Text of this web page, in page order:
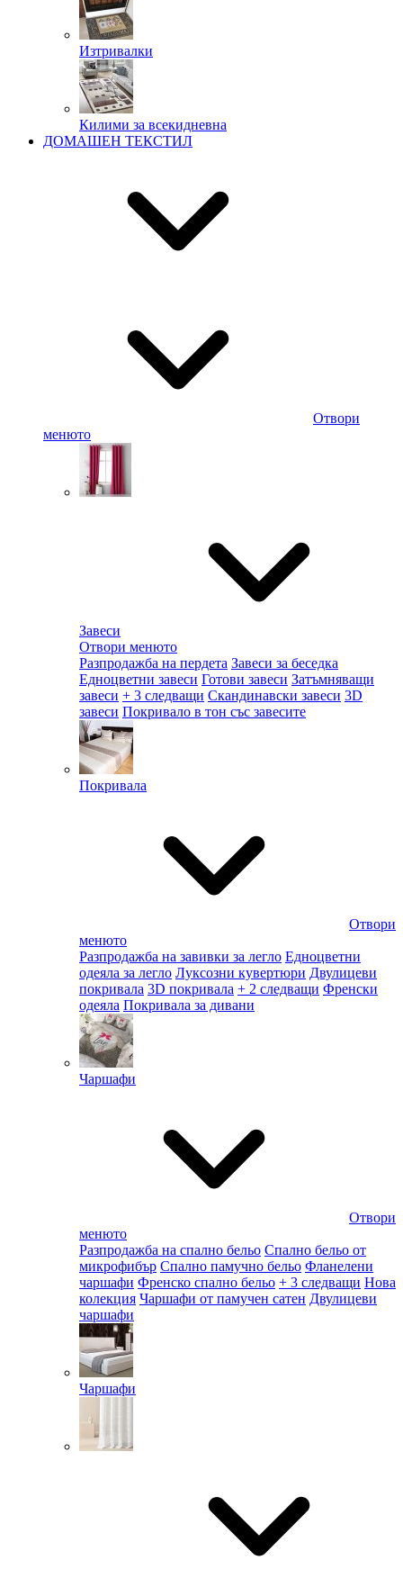
Изтривалки
Килими за всекидневна
ДОМАШЕН ТЕКСТИЛ
Отвори
менюто
Завеси
Отвори менюто
Разпродажба на пердета Завеси за беседка
Едноцветни завеси Готови завеси Затъмняващи
завеси + 3 следващи Скандинавски завеси 3D
завеси Покривало в тон със завесите
Покривала
Отвори
менюто
Разпродажба на завивки за легло Едноцветни
одеяла за легло Луксозни кувертюри Двулицеви
покривала 3D покривала + 2 следващи Френски
одеяла Покривала за дивани
Чаршафи
Отвори
менюто
Разпродажба на спално бельо Спално бельо от
микрофибър Спално памучно бельо Фланелени
чаршафи Френско спално бельо + 3 следващи Нова
колекция Чаршафи от памучен сатен Двулицеви
чаршафи
Чаршафи